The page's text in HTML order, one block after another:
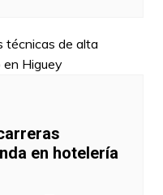
en hotelería